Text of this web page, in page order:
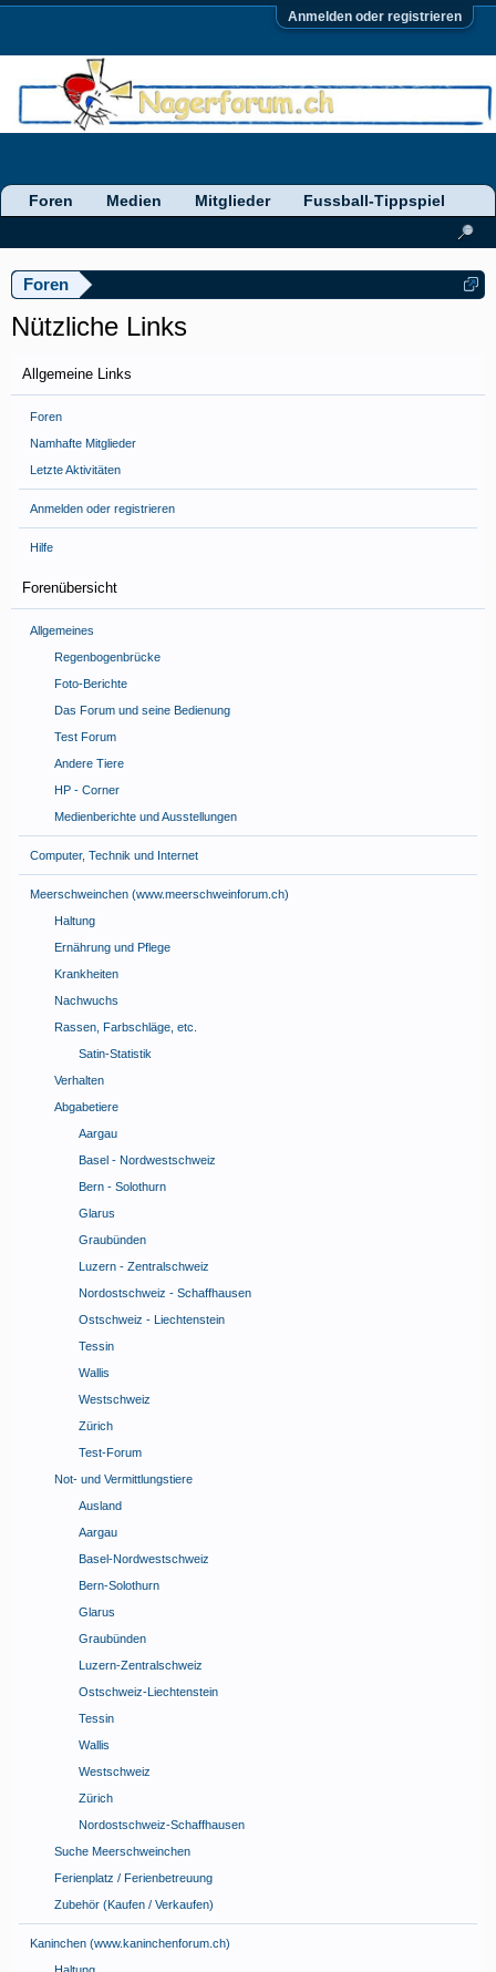
Anmelden oder registrieren
Foren
Nützliche Links
Allgemeine Links
Foren
Namhafte Mitglieder
Letzte Aktivitäten
Anmelden oder registrieren
Hilfe
Forenübersicht
Allgemeines
Regenbogenbrücke
Foto-Berichte
Das Forum und seine Bedienung
Test Forum
Andere Tiere
HP - Corner
Medienberichte und Ausstellungen
Computer, Technik und Internet
Meerschweinchen (www.meerschweinforum.ch)
Haltung
Ernährung und Pflege
Krankheiten
Nachwuchs
Rassen, Farbschläge, etc.
Satin-Statistik
Verhalten
Abgabetiere
Aargau
Basel - Nordwestschweiz
Bern - Solothurn
Glarus
Graubünden
Luzern - Zentralschweiz
Nordostschweiz - Schaffhausen
Ostschweiz - Liechtenstein
Tessin
Wallis
Westschweiz
Zürich
Test-Forum
Not- und Vermittlungstiere
Ausland
Aargau
Basel-Nordwestschweiz
Bern-Solothurn
Glarus
Graubünden
Luzern-Zentralschweiz
Ostschweiz-Liechtenstein
Tessin
Wallis
Westschweiz
Zürich
Nordostschweiz-Schaffhausen
Suche Meerschweinchen
Ferienplatz / Ferienbetreuung
Zubehör (Kaufen / Verkaufen)
Kaninchen (www.kaninchenforum.ch)
Foren Medien Mitglieder Fussball-Tippspiel